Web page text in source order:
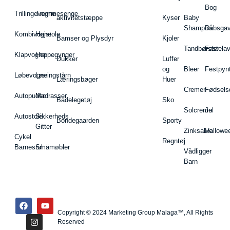
Trillingevogne
Kombivogne
Klapvogne
Løbevogne
Autopuder
Autostole
Cykel
Barnestol
Tremmesenge
Højstole
Hoppegynger
Læringstårn
Madrasser
Sikkerheds
Gitter
Småmøbler
aktivitetstæppe
Bamser og Plysdyr
Dukker
Læringsbøger
Badelegetøj
Bondegaarden
Kyser
Kjoler
Luffer
og
Huer
Sko
Sporty
Regntøj
Baby
Shampoo
Tandbørster
Bleer
Cremer
Solcreme
Zinksalve
Vådligger
Barn
Bog
Jul
Copyright © 2024 Marketing Group Malaga™, All Rights
Reserved